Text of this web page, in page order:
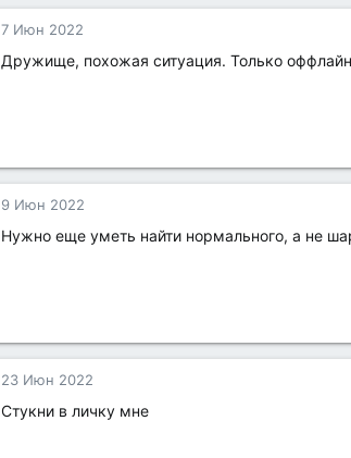
7 Июн 2022
Дружище, похожая ситуация. Только
9 Июн 2022
Нужно еще уметь найти нормального, а не
23 Июн 2022
Стукни в личку мне